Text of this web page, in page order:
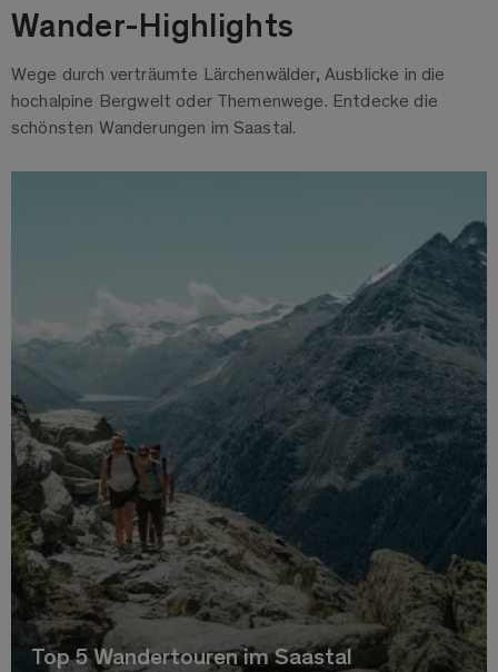
Wander-Highlights
Wege durch verträumte Lärchenwälder, Ausblicke in die
hochalpine Bergwelt oder Themenwege. Entdecke die
schönsten Wanderungen im Saastal.
Top 5 Wandertouren im Saastal